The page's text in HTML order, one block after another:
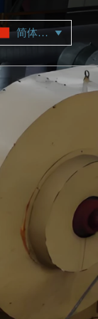
简体中文 